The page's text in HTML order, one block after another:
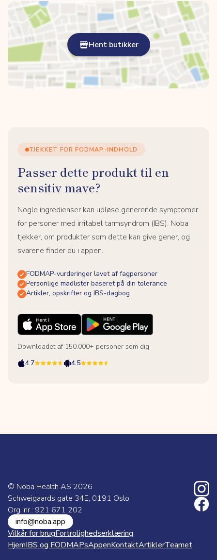
Hent butikker
TJEKKET FOR FODMAP-INDHOLD
Passer dette produkt til en
sensitiv mave?
Nogle ingredienser kan udløse generende symptomer
for personer med irritabel tarmsyndrom (IBS). Noba
tjekker, om produkter som dette kan give gener, og
svarene finder du i appen.
FODMAP-vurderinger lavet af fagpersoner
Personlige madlister baseret på din tolerance
Artikler, opskrifter og IBS-dagbog
Downloadet af 150.000+ personer som dig
4.7
4.5
© Noba Health AS 2026
Schweigaards gate 34E, 0191 Oslo
Org. nr.: 921 671 202
info@noba.app
Vilkår for brugFortrolighedserklæring
HjemIBS og FODMAPsAppenKontaktArtiklerTeamet